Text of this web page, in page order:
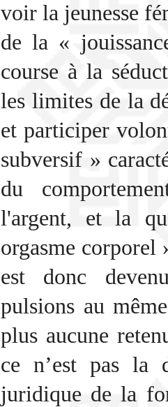
voir la jeunesse
de la «
course à la
les limites de la
et participer
subversif »
du
l'argent, et la
orgasme corporel
est donc
pulsions au
plus aucune
ce n’est pas la
juridique de la